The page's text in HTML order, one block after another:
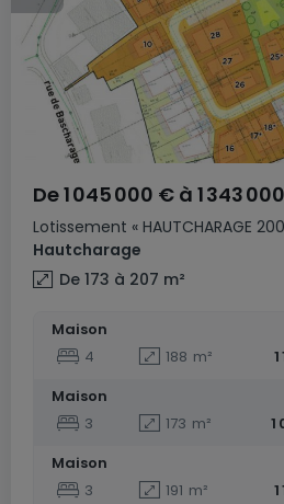
Lotissement « HAUTCHARAGE
Hautcharage
De1 045 000 € à 1 343
De 173 à 207 m²
Maison
4
188 m²
Maison
3
173 m²
1
Maison
3
191 m²